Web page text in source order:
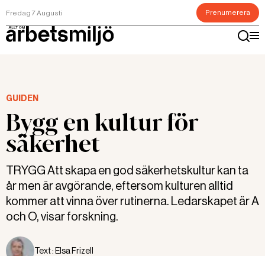
Fredag 7 Augusti Prenumerera
GUIDEN
Bygg en kultur för
säkerhet
TRYGG Att skapa en god säkerhetskultur kan ta
år men är avgörande, eftersom kulturen alltid
kommer att vinna över rutinerna. Ledarskapet är A
och O, visar forskning.
Text : Elsa Frizell